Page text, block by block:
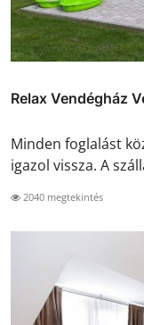
Relax Vendégház
Minden foglalást
igazol vissza. A
2040 megtekintés